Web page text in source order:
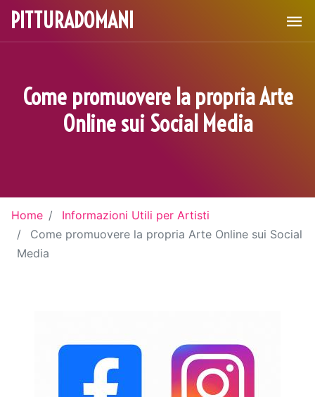
PITTURADOMANI
Come promuovere la propria Arte
Online sui Social Media
Home
Informazioni Utili per Artisti
Come promuovere la propria Arte Online sui Social
Media